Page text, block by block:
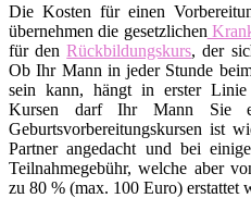
Die Kosten für einen
übernehmen die gesetzlichen
für denRückbildungskurs, der
Ob Ihr Mann in jeder Stunde
sein kann, hängt in erster
Kursen darf Ihr Mann Sie
Geburtsvorbereitungskursen ist
Partner angedacht und bei
Teilnahmegebühr, welche aber
zu 80 % (max. 100 Euro) erstattet